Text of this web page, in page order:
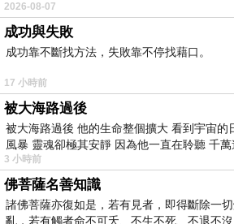
2026-08-07
成功與失敗
成功靠不斷找方法，失敗靠不停找藉口。
17 小時前
被大海路過後
被大海路過後 他的生命整個擴大 看到宇宙的
風暴 靈魂卻極其安靜 因為他一直在聆聽 千
3 小時前
佛菩薩名善知識
諸佛菩薩亦復如是，若有見者，即得斷除一
亂，若有觸者命不可夭、不生不死、不退不